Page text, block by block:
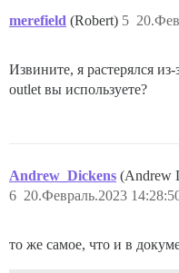
merefield (Robert) 5
Извините, я растерялся
outlet вы используете?
Andrew_Dickens (Andrew
20.Февраль.2023
6
то же самое, что и в